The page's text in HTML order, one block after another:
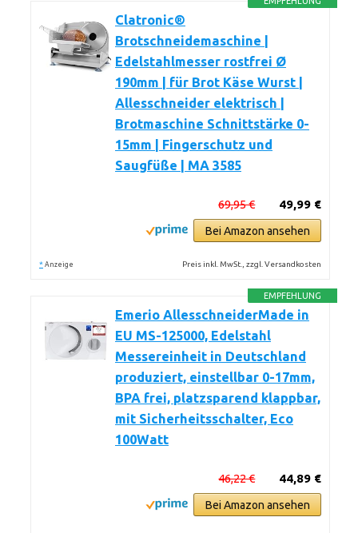
Clatronic®
Brotschneidemaschine |
Edelstahlmesser rostfrei Ø
190mm | für Brot Käse Wurst |
Allesschneider elektrisch |
Brotmaschine Schnittstärke 0-
15mm | Fingerschutz und
Saugfüße | MA 3585
49,99 €
69,95 €
Bei Amazon ansehen
* Anzeige Preis inkl. MwSt., zzgl. Versandkosten
EMPFEHLUNG
Emerio AllesschneiderMade in
EU MS-125000, Edelstahl
Messereinheit in Deutschland
produziert, einstellbar 0-17mm,
BPA frei, platzsparend klappbar,
mit Sicherheitsschalter, Eco
100Watt
44,89 €
46,22 €
Bei Amazon ansehen